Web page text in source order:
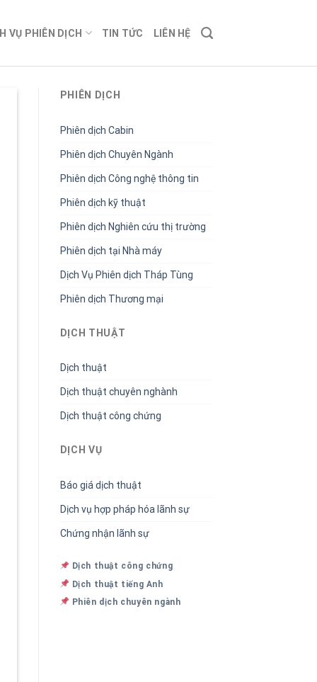
VỤ PHIÊN DỊCH TIN TỨC LIÊN HỆ
PHIÊN DỊCH
Phiên dịch Cabin
Phiên dịch Chuyên Ngành
Phiên dịch Công nghệ thông tin
Phiên dịch kỹ thuật
Phiên dịch Nghiên cứu thị trường
Phiên dịch tại Nhà máy
Dịch Vụ Phiên dịch Tháp Tùng
Phiên dịch Thương mại
DỊCH THUẬT
Dịch thuật
Dịch thuật chuyên nghành
Dịch thuật công chứng
DỊCH VỤ
Báo giá dịch thuật
Dịch vụ hợp pháp hóa lãnh sự
Chứng nhận lãnh sự
Dịch thuật công chứng
Dịch thuật tiếng Anh
Phiên dịch chuyên ngành